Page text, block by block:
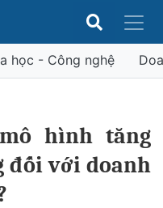
học - Công nghệ
hình tăng
đối với doanh